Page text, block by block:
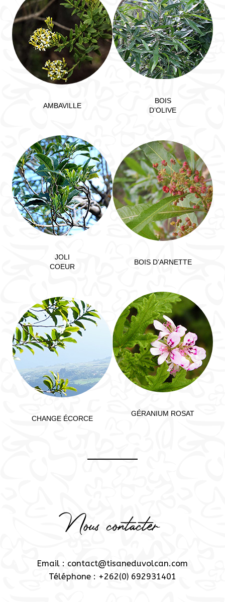
AMBAVILLE
JOLI
COEUR
CHANGE ÉCORCE
BOIS
D’OLIVE
BOIS D’ARNETTE
GÉRANIUM ROSAT
Nous contacter
Email : contact@tisaneduvolcan.com
Téléphone : +262(0) 692931401